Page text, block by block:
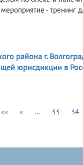
- тренинг
района г.
юрисдикции в
«« « … 33 34